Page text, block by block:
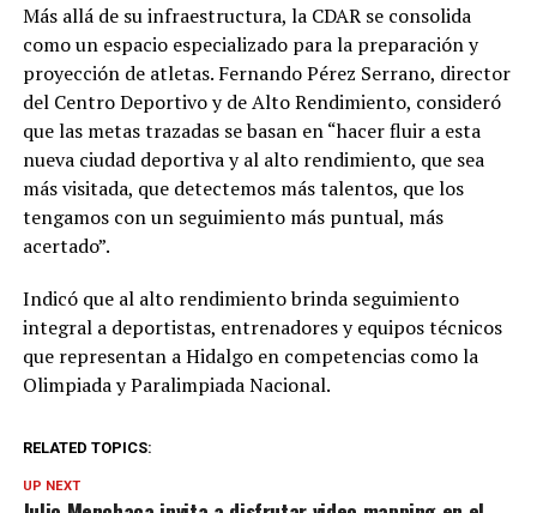
Más allá de su infraestructura, la CDAR se consolida
como un espacio especializado para la preparación y
proyección de atletas. Fernando Pérez Serrano, director
del Centro Deportivo y de Alto Rendimiento, consideró
que las metas trazadas se basan en “hacer fluir a esta
nueva ciudad deportiva y al alto rendimiento, que sea
más visitada, que detectemos más talentos, que los
tengamos con un seguimiento más puntual, más
acertado”.
Indicó que al alto rendimiento brinda seguimiento
integral a deportistas, entrenadores y equipos técnicos
que representan a Hidalgo en competencias como la
Olimpiada y Paralimpiada Nacional.
RELATED TOPICS:
UP NEXT